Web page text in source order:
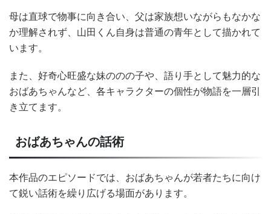
母は直球で物事に向き合い、父は家族想いながらもなかな
か理解されず、山田くん自身は普通の青年として描かれて
います。
また、好奇心旺盛な妹ののの子や、語り手として魅力的な
おばあちゃんなど、各キャラクターの個性が物語を一層引
き立てます。
おばあちゃんの話術
本作品のエピソードでは、おばあちゃんが若者たちに向け
て鋭い話術を繰り広げる場面があります。